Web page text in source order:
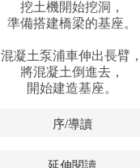
挖土機開始挖洞，
準備搭建橋梁的基座。
混凝土泵浦車伸出長臂，
將混凝土倒進去，
開始建造基座。
序/導讀